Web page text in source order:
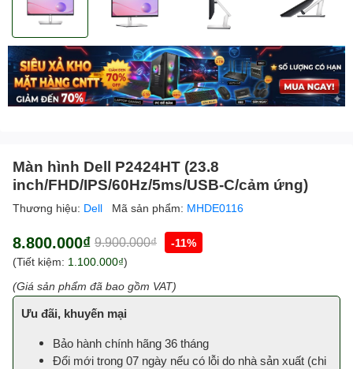
Màn hình Dell P2424HT (23.8
inch/FHD/IPS/60Hz/5ms/USB-C/cảm ứng)
Thương hiệu: Dell Mã sản phẩm: MHDE0116
8.800.000₫ 9.900.000₫
-11%
(Tiết kiệm: 1.100.000₫)
(Giá sản phẩm đã bao gồm VAT)
Ưu đãi, khuyến mại
Bảo hành chính hãng 36 tháng
Đổi mới trong 07 ngày nếu có lỗi do nhà sản xuất (chi